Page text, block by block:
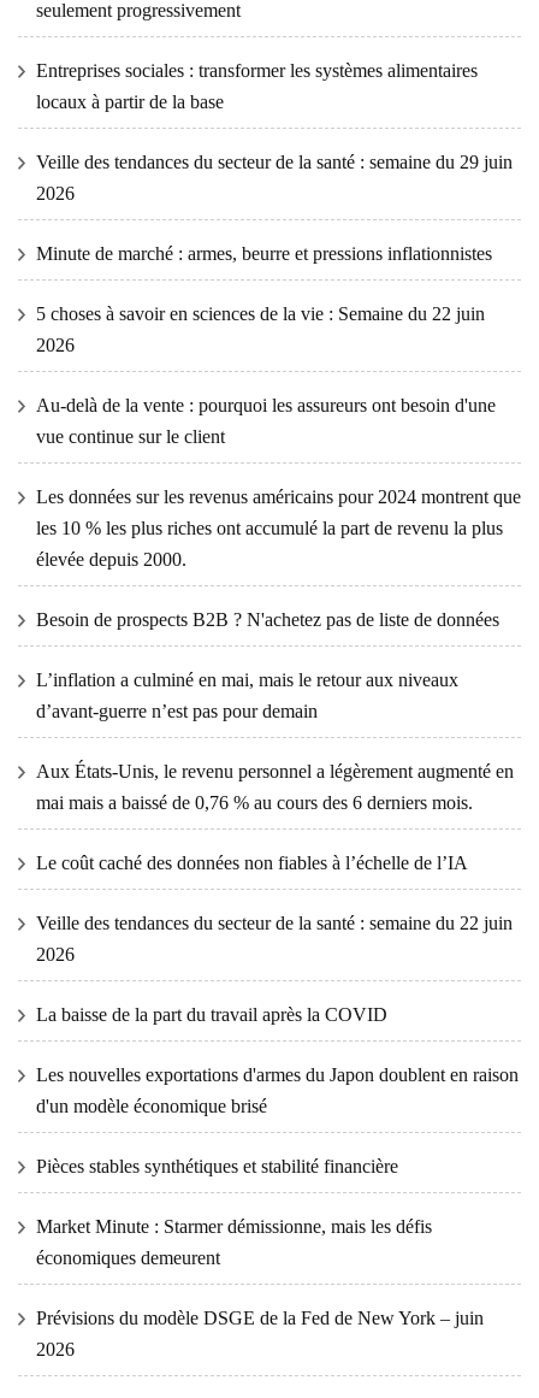
seulement progressivement
Entreprises sociales : transformer les systèmes alimentaires
locaux à partir de la base
Veille des tendances du secteur de la santé : semaine du 29 juin
2026
Minute de marché : armes, beurre et pressions inflationnistes
5 choses à savoir en sciences de la vie : Semaine du 22 juin
2026
Au-delà de la vente : pourquoi les assureurs ont besoin d'une
vue continue sur le client
Les données sur les revenus américains pour 2024 montrent que
les 10 % les plus riches ont accumulé la part de revenu la plus
élevée depuis 2000.
Besoin de prospects B2B ? N'achetez pas de liste de données
L’inflation a culminé en mai, mais le retour aux niveaux
d’avant-guerre n’est pas pour demain
Aux États-Unis, le revenu personnel a légèrement augmenté en
mai mais a baissé de 0,76 % au cours des 6 derniers mois.
Le coût caché des données non fiables à l’échelle de l’IA
Veille des tendances du secteur de la santé : semaine du 22 juin
2026
La baisse de la part du travail après la COVID
Les nouvelles exportations d'armes du Japon doublent en raison
d'un modèle économique brisé
Pièces stables synthétiques et stabilité financière
Market Minute : Starmer démissionne, mais les défis
économiques demeurent
Prévisions du modèle DSGE de la Fed de New York – juin
2026